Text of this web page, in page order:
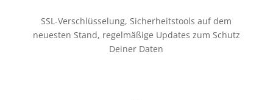
SSL-Verschlüsselung, Sicherheitstools auf dem
neuesten Stand, regelmäßige Updates zum Schutz
Deiner Daten